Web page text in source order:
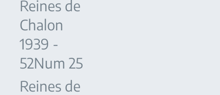
Reines de
Chalon
1939 -
52Num 25
Reines de